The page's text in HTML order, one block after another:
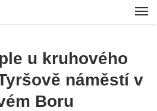
u kruhového
náměstí v
Boru